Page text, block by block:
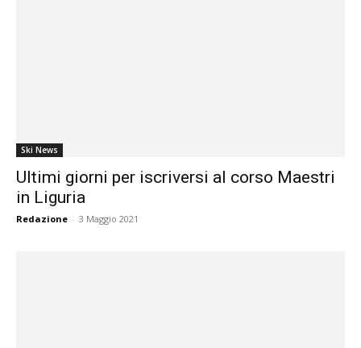
Ski News
Ultimi giorni per iscriversi al corso Maestri
in Liguria
Redazione - 3 Maggio 2021